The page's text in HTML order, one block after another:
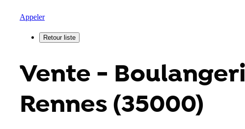
Appeler
Vente -
Rennes (35000)